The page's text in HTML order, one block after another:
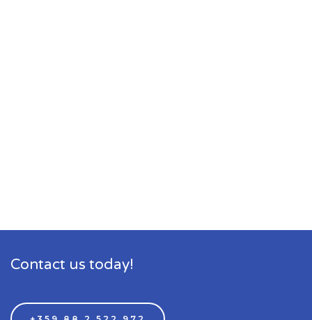
Contact us today!